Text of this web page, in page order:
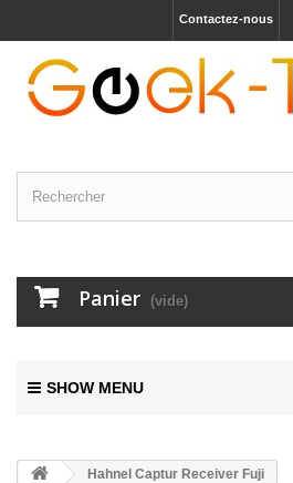
Contactez-nous
Panier (vide)
SHOW MENU
Hahnel Captur Receiver Fuji